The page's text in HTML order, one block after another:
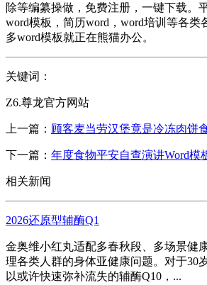
除等编纂操做，免费注册，一键下载。
word模板，简历word，word培训等各类
多word模板就正在熊猫办公。
关键词：
Z6.尊龙官方网站
上一篇： 顾客麦当劳汉堡竟是冷冻肉饼
下一篇： 年度食物平安自查演讲Word模
相关新闻
2026还原型辅酶Q1
金奥维小红丸适配多春秋段、多场景健
理各类人群的身体亚健康问题。对于30
以或许快速弥补流失的辅酶Q10，...